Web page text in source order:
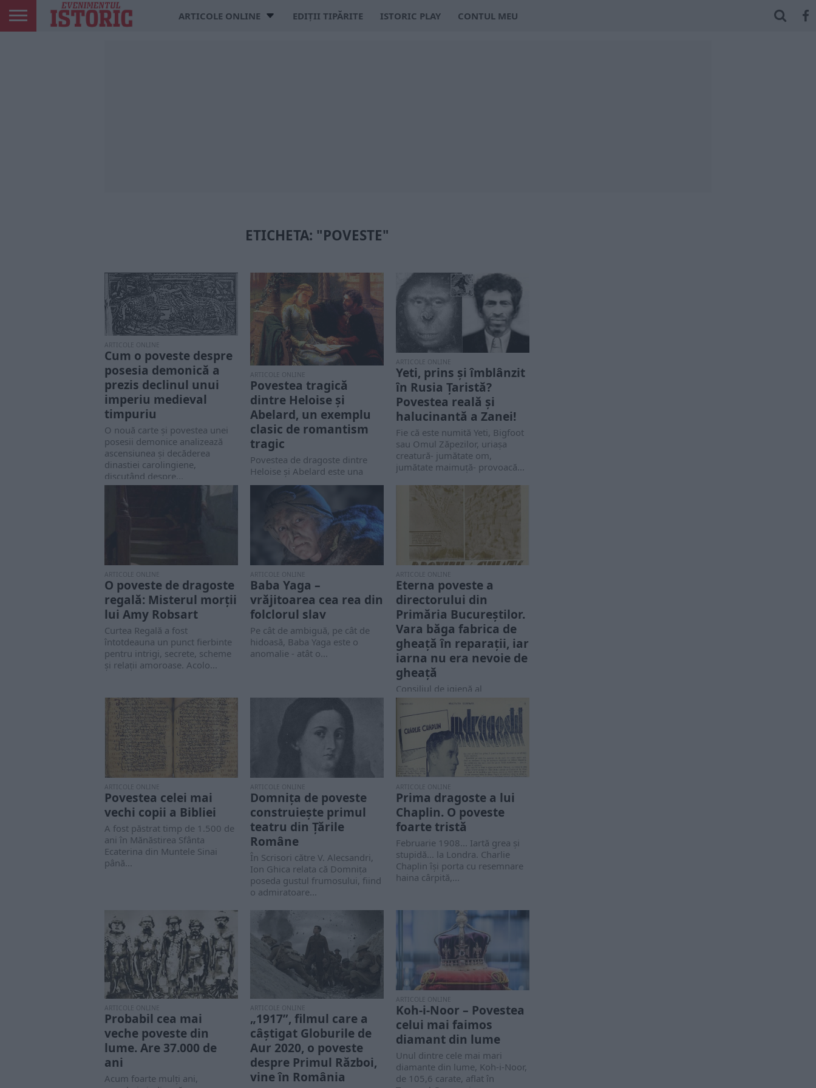
ARTICOLE ONLINE EDIȚII TIPĂRITE ISTORIC PLAY CONTUL MEU
ETICHETA: "POVESTE"
ARTICOLE ONLINE
Cum o poveste despre
posesia demonică a
prezis declinul unui
imperiu medieval
timpuriu
O nouă carte și povestea unei
posesii demonice analizează
ascensiunea și decăderea
dinastiei carolingiene,
discutând despre...
ARTICOLE ONLINE
Povestea tragică
dintre Heloise și
Abelard, un exemplu
clasic de romantism
tragic
Povestea de dragoste dintre
Heloise și Abelard este una
dintre cele mai faimoase
evenimente ale medievalității...
ARTICOLE ONLINE
Yeti, prins și îmblânzit
în Rusia Țaristă?
Povestea reală și
halucinantă a Zanei!
Fie că este numită Yeti, Bigfoot
sau Omul Zăpezilor, uriașa
creatură- jumătate om,
jumătate maimuță- provoacă...
ARTICOLE ONLINE
O poveste de dragoste
regală: Misterul morții
lui Amy Robsart
Curtea Regală a fost
întotdeauna un punct fierbinte
pentru intrigi, secrete, scheme
și relații amoroase. Acolo...
ARTICOLE ONLINE
Baba Yaga –
vrăjitoarea cea rea din
folclorul slav
Pe cât de ambiguă, pe cât de
hidoasă, Baba Yaga este o
anomalie - atât o...
ARTICOLE ONLINE
Eterna poveste a
directorului din
Primăria Bucureștilor.
Vara băga fabrica de
gheață în reparații, iar
iarna nu era nevoie de
gheață
Consiliul de igienă al
Bucureștilor dăduse mai multe
autorizații pentru colectarea de
gheață natural din lacurile...
ARTICOLE ONLINE
Povestea celei mai
vechi copii a Bibliei
A fost păstrat timp de 1.500 de
ani în Mănăstirea Sfânta
Ecaterina din Muntele Sinai
până...
ARTICOLE ONLINE
Domnița de poveste
construiește primul
teatru din Țările
Române
În Scrisori către V. Alecsandri,
Ion Ghica relata că Domnița
poseda gustul frumosului, fiind
o admiratoare...
ARTICOLE ONLINE
Prima dragoste a lui
Chaplin. O poveste
foarte tristă
Februarie 1908... Iartă grea şi
stupidă... la Londra. Charlie
Chaplin îşi porta cu resemnare
haina cârpită,...
ARTICOLE ONLINE
Probabil cea mai
veche poveste din
lume. Are 37.000 de
ani
Acum foarte mulţi ani,
ARTICOLE ONLINE
„1917”, filmul care a
câştigat Globurile de
Aur 2020, o poveste
despre Primul Război,
vine în România
ARTICOLE ONLINE
Koh-i-Noor – Povestea
celui mai faimos
diamant din lume
Unul dintre cele mai mari
diamante din lume, Koh-i-Noor,
de 105,6 carate, aflat în